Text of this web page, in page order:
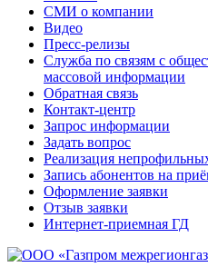
СМИ о компании
Видео
Пресс-релизы
Служба по связям с
массовой информации
Обратная связь
Контакт-центр
Запрос информации
Задать вопрос
Реализация
Запись абонентов на
Оформление заявки
Отзыв заявки
Интернет-приемная ГД